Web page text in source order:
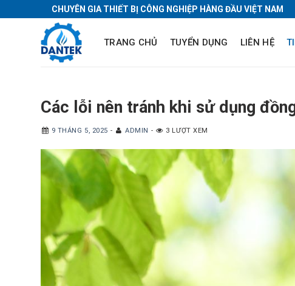
to
CHUYÊN GIA THIẾT BỊ CÔNG NGHIỆP HÀNG ĐẦU VIỆT NAM
TRANG CHỦ TUYỂN DỤNG LIÊN HỆ
Các lỗi nên tránh khi sử dụng
9 THÁNG 5, 2025 - ADMIN - 3 LƯỢT XEM